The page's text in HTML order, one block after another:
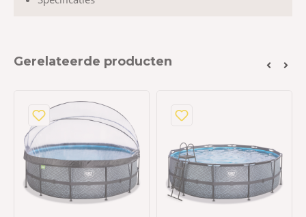
Gerelateerde producten